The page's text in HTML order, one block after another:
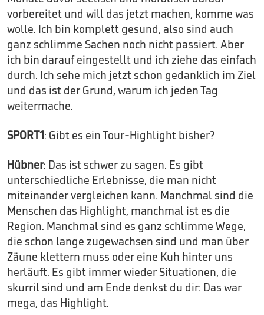
vorbereitet und will das jetzt machen, komme was
wolle. Ich bin komplett gesund, also sind auch
ganz schlimme Sachen noch nicht passiert. Aber
ich bin darauf eingestellt und ich ziehe das einfach
durch. Ich sehe mich jetzt schon gedanklich im Ziel
und das ist der Grund, warum ich jeden Tag
weitermache.
SPORT1: Gibt es ein Tour-Highlight bisher?
Hübner: Das ist schwer zu sagen. Es gibt
unterschiedliche Erlebnisse, die man nicht
miteinander vergleichen kann. Manchmal sind die
Menschen das Highlight, manchmal ist es die
Region. Manchmal sind es ganz schlimme Wege,
die schon lange zugewachsen sind und man über
Zäune klettern muss oder eine Kuh hinter uns
herläuft. Es gibt immer wieder Situationen, die
skurril sind und am Ende denkst du dir: Das war
mega, das Highlight.